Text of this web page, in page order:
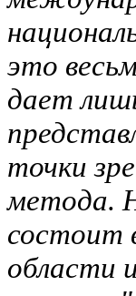
это
дает
точки
метода.
состоит
области